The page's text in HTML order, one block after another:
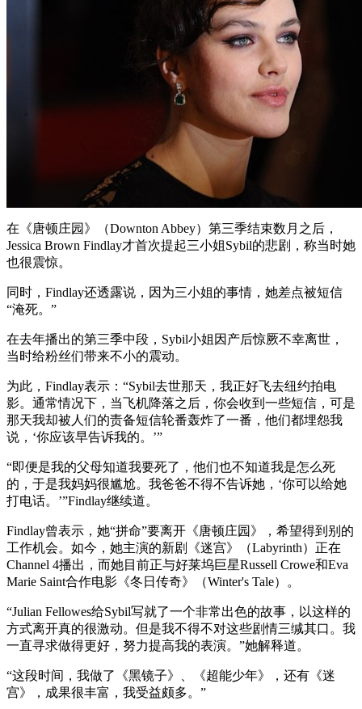
在《唐顿庄园》（Downton Abbey）第三季结束数月之后，
Jessica Brown Findlay才首次提起三小姐Sybil的悲剧，称当时她
也很震惊。
同时，Findlay还透露说，因为三小姐的事情，她差点被短信
“淹死。”
在去年播出的第三季中段，Sybil小姐因产后惊厥不幸离世，
当时给粉丝们带来不小的震动。
为此，Findlay表示：“Sybil去世那天，我正好飞去纽约拍电
影。通常情况下，当飞机降落之后，你会收到一些短信，可是
那天我却被人们的责备短信轮番轰炸了一番，他们都埋怨我
说，‘你应该早告诉我的。’”
“即便是我的父母知道我要死了，他们也不知道我是怎么死
的，于是我妈妈很尴尬。我爸爸不得不告诉她，‘你可以给她
打电话。’”Findlay继续道。
Findlay曾表示，她“拼命”要离开《唐顿庄园》，希望得到别的
工作机会。如今，她主演的新剧《迷宫》（Labyrinth）正在
Channel 4播出，而她目前正与好莱坞巨星Russell Crowe和Eva
Marie Saint合作电影《冬日传奇》（Winter's Tale）。
“Julian Fellowes给Sybil写就了一个非常出色的故事，以这样的
方式离开真的很激动。但是我不得不对这些剧情三缄其口。我
一直寻求做得更好，努力提高我的表演。”她解释道。
“这段时间，我做了《黑镜子》、《超能少年》，还有《迷
宫》，成果很丰富，我受益颇多。”